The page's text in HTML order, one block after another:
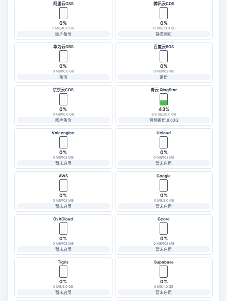
阿里云OSS
0%
2 MB/40.0 GB
图片备份
腾讯云COS
0%
12 MB/10.0 GB
静态网页
华为云OBS
0%
0 MB/10.0 GB
备份
百度云BOS
0%
0 MB/102 MB
备份
京东云COS
0%
0 MB/10.0 GB
图片备份
青云 QingStor
43%
8.6 GB/20.0 GB
音频备份,8.63G
Volcengine
0%
0 MB/102 MB
暂未启用
Ucloud
0%
0 MB/102 MB
暂未启用
AWS
0%
0 MB/102 MB
暂未启用
Google
0%
0 MB/5.0 GB
暂未启用
OvhCloud
0%
0 MB/102 MB
暂未启用
Gcore
0%
0 MB/102 MB
暂未启用
Tigris
0%
0 MB/5.0 GB
暂未启用
Supabase
0%
0 MB/1.0 GB
暂未启用